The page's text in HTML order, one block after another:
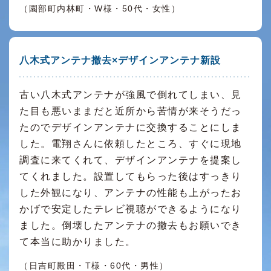
（園部町内林町・W様・50代・女性）
八木式アンテナ撤去×デザインアンテナ新設
古い八木式アンテナが強風で倒れてしまい、見
た目も悪いままだと近所から苦情が来そうだっ
たのでデザインアンテナに交換することにしま
した。電翔さんに依頼したところ、すぐに現地
調査に来てくれて、デザインアンテナを提案し
てくれました。設置してもらった後はすっきり
した外観になり、アンテナの性能も上がったお
かげで安定したテレビ視聴ができるようになり
ました。倒壊したアンテナの撤去もお願いでき
て本当に助かりました。
（日吉町殿田・T様・60代・男性）